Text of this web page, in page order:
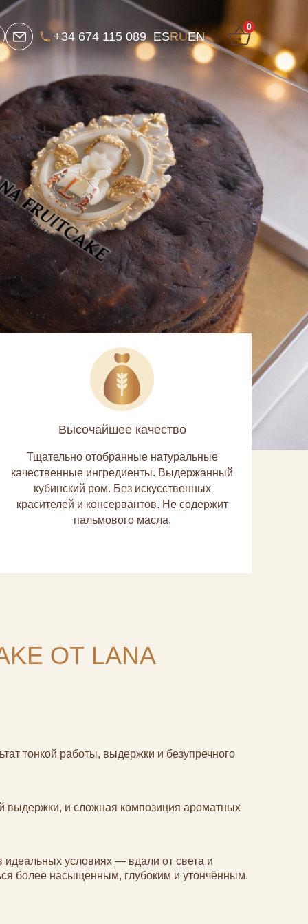
+34 674 115 089 ESRUEN
0
Высочайшее качество
Тщательно отобранные натуральные
качественные ингредиенты. Выдержанный
кубинский ром. Без искусственных
красителей и консервантов. Не содержит
пальмового масла.
ОТ LANA
тонкой работы, выдержки и безупречного
и сложная композиция ароматных
условиях — вдали от света и
более насыщенным, глубоким и утончённым.